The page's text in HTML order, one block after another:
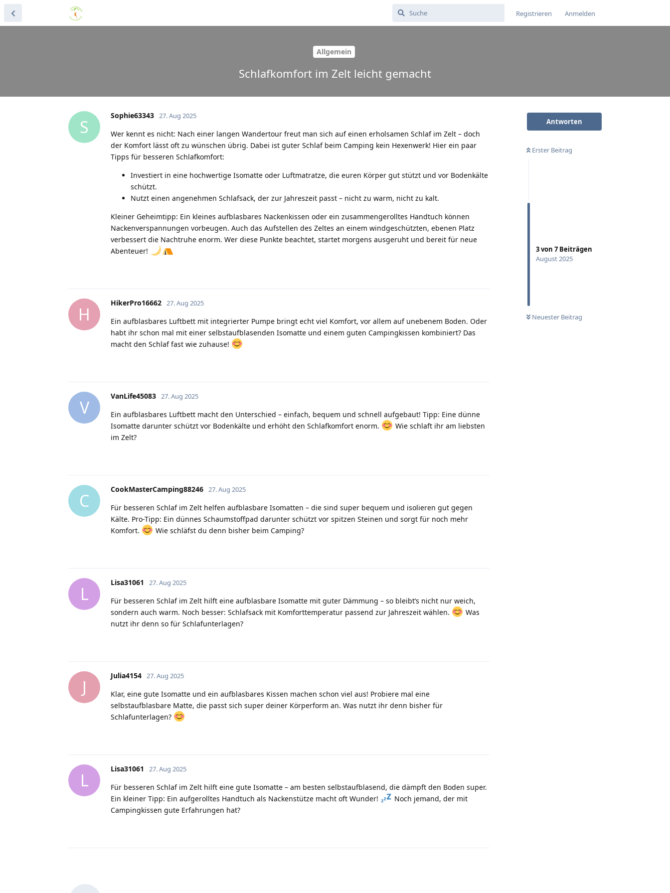
Registrieren Anmelden
Allgemein
Schlafkomfort im Zelt leicht gemacht
Antworten
Erster Beitrag
3von 7 Beiträgen
August 2025
Neuester Beitrag
S
Sophie63343 27. Aug 2025
Wer kennt es nicht: Nach einer langen Wandertour freut man sich auf einen erholsamen Schlaf im Zelt – doch
der Komfort lässt oft zu wünschen übrig. Dabei ist guter Schlaf beim Camping kein Hexenwerk! Hier ein paar
Tipps für besseren Schlafkomfort:
Investiert in eine hochwertige Isomatte oder Luftmatratze, die euren Körper gut stützt und vor Bodenkälte
schützt.
Nutzt einen angenehmen Schlafsack, der zur Jahreszeit passt – nicht zu warm, nicht zu kalt.
Kleiner Geheimtipp: Ein kleines aufblasbares Nackenkissen oder ein zusammengerolltes Handtuch können
Nackenverspannungen vorbeugen. Auch das Aufstellen des Zeltes an einem windgeschützten, ebenen Platz
verbessert die Nachtruhe enorm. Wer diese Punkte beachtet, startet morgens ausgeruht und bereit für neue
Abenteuer!
H
HikerPro16662 27. Aug 2025
Ein aufblasbares Luftbett mit integrierter Pumpe bringt echt viel Komfort, vor allem auf unebenem Boden. Oder
habt ihr schon mal mit einer selbstaufblasenden Isomatte und einem guten Campingkissen kombiniert? Das
macht den Schlaf fast wie zuhause!
V
VanLife45083 27. Aug 2025
Ein aufblasbares Luftbett macht den Unterschied – einfach, bequem und schnell aufgebaut! Tipp: Eine dünne
Isomatte darunter schützt vor Bodenkälte und erhöht den Schlafkomfort enorm.
Wie schlaft ihr am liebsten
im Zelt?
C
CookMasterCamping88246 27. Aug 2025
Für besseren Schlaf im Zelt helfen aufblasbare Isomatten – die sind super bequem und isolieren gut gegen
Kälte. Pro-Tipp: Ein dünnes Schaumstoffpad darunter schützt vor spitzen Steinen und sorgt für noch mehr
Komfort.
Wie schläfst du denn bisher beim Camping?
L
Lisa31061 27. Aug 2025
Für besseren Schlaf im Zelt hilft eine aufblasbare Isomatte mit guter Dämmung – so bleibt’s nicht nur weich,
sondern auch warm. Noch besser: Schlafsack mit Komforttemperatur passend zur Jahreszeit wählen.
Was
nutzt ihr denn so für Schlafunterlagen?
J
Julia4154 27. Aug 2025
Klar, eine gute Isomatte und ein aufblasbares Kissen machen schon viel aus! Probiere mal eine
selbstaufblasbare Matte, die passt sich super deiner Körperform an. Was nutzt ihr denn bisher für
Schlafunterlagen?
L
Lisa31061 27. Aug 2025
Für besseren Schlaf im Zelt hilft eine gute Isomatte – am besten selbstaufblasend, die dämpft den Boden super.
Ein kleiner Tipp: Ein aufgerolltes Handtuch als Nackenstütze macht oft Wunder!
Noch jemand, der mit
Campingkissen gute Erfahrungen hat?